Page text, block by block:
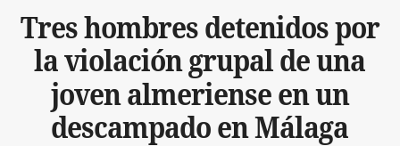
Tres hombres detenidos por
la violación grupal de una
joven almeriense en un
descampado en Málaga